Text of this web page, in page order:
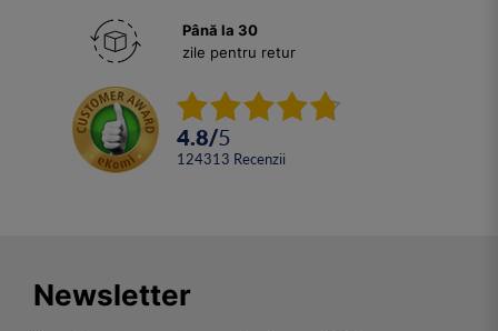
Până la 30
zile pentru retur
4.8/5
124313 Recenzii
Newsletter